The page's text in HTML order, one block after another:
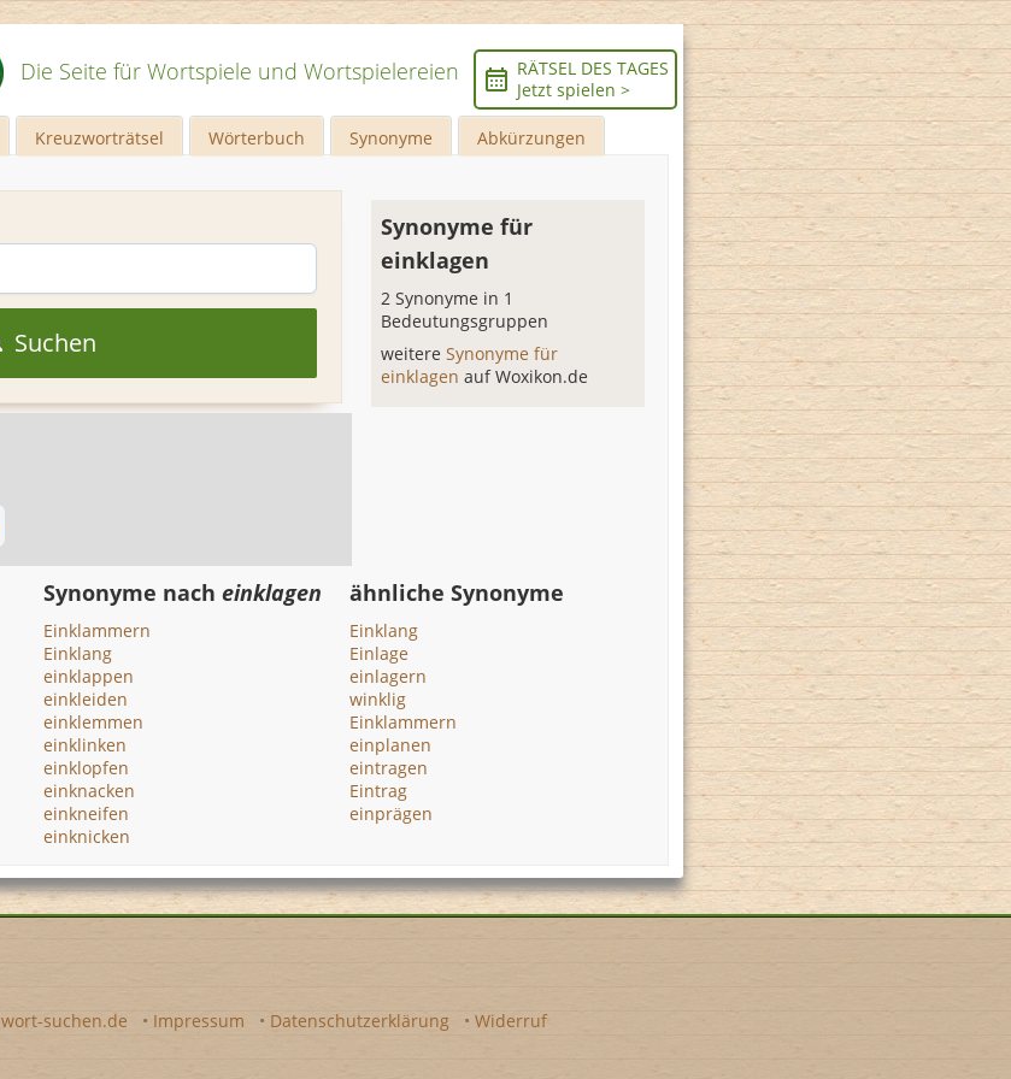
Die Seite für Wortspiele und Wortspielereien
RÄTSEL DES TAGES
Jetzt spielen >
Kreuzworträtsel Wörterbuch Synonyme Abkürzungen
Suchen
Synonyme für
einklagen
2 Synonyme in 1
Bedeutungsgruppen
weitereSynonyme für
einklagenauf Woxikon.de
Synonyme nacheinklagen
Einklammern
Einklang
einklappen
einkleiden
einklemmen
einklinken
einklopfen
einknacken
einkneifen
einknicken
ähnliche Synonyme
Einklang
Einlage
einlagern
winklig
Einklammern
einplanen
eintragen
Eintrag
einprägen
wort-suchen.de • Impressum • Datenschutzerklärung • Widerruf